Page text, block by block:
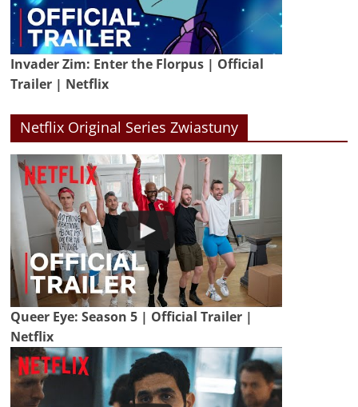
Invader Zim: Enter the Florpus | Official
Trailer | Netflix
Netflix Original Series Zwiastuny
Queer Eye: Season 5 | Official Trailer |
Netflix